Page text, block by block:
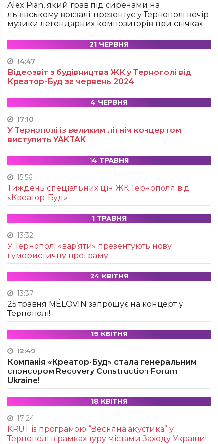
Alex Pian, який грав під сиренами на
львівському вокзалі, презентує у Тернополі вечір
музики легендарних композиторів при свічках
21 ЧЕРВНЯ
14:47
Відеозвіт з будівництва ЖК у Тернополі від
Креатор-Буд за червень 2024
4 ЧЕРВНЯ
17:10
У Тернополі із великим літнім концертом
виступить YAKTAK
14 ТРАВНЯ
15:56
Тиждень спеціальних цін ЖК Тернополя від
«Креатор-Буд»
1 ТРАВНЯ
13:32
У Тернополі «вар’яти» презентують нову
гумористичну програму
24 КВІТНЯ
13:37
25 травня MÉLOVIN запрошує на концерт у
Тернополі!
19 КВІТНЯ
12:49
Компанія «Креатор-Буд» стала генеральним
спонсором Recovery Construction Forum
Ukraine!
18 КВІТНЯ
17:24
KRUТ із програмою “Весняна акустика” у
Тернополі в рамках туру містами Заходу України!